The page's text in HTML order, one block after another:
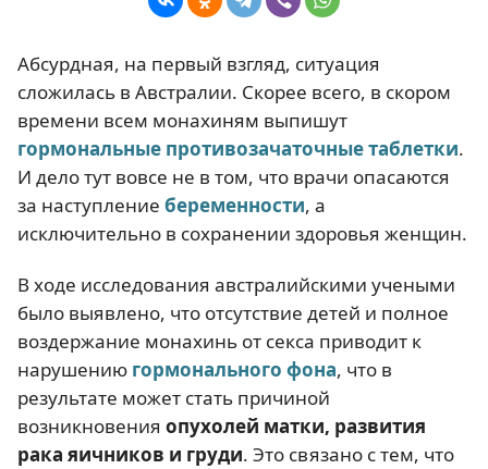
Абсурдная, на первый взгляд, ситуация
сложилась в Австралии. Скорее всего, в скором
времени всем монахиням выпишут
гормональные противозачаточные таблетки.
И дело тут вовсе не в том, что врачи опасаются
за наступление беременности, а
исключительно в сохранении здоровья женщин.
В ходе исследования австралийскими учеными
было выявлено, что отсутствие детей и полное
воздержание монахинь от секса приводит к
нарушению гормонального фона, что в
результате может стать причиной
возникновения опухолей матки, развития
рака яичников и груди. Это связано с тем, что